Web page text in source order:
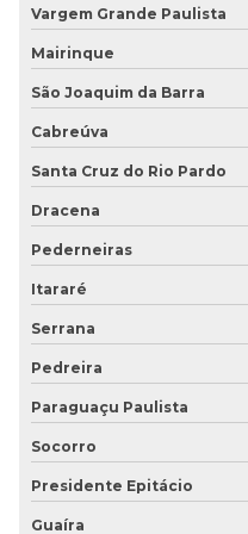
Vargem Grande Paulista
Mairinque
São Joaquim da Barra
Cabreúva
Santa Cruz do Rio Pardo
Dracena
Pederneiras
Itararé
Serrana
Pedreira
Paraguaçu Paulista
Socorro
Presidente Epitácio
Guaíra